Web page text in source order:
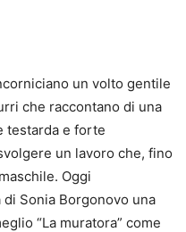
un volto gentile
che raccontano di una
testarda e forte
un lavoro che, fino
Oggi
di Sonia Borgonovo una
“La muratora” come